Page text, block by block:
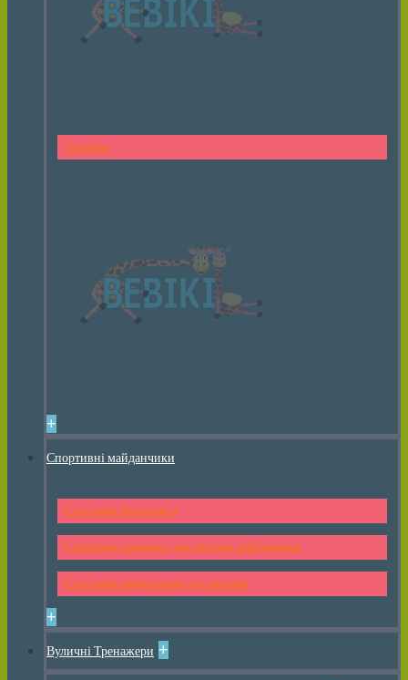
Тарзанка
+
Спортивні майданчики
Спортивні Комплекси
Спортивні елементи для дитячих майданчиків
Спортивні майданчики для малюків
+
Вуличні Тренажери +